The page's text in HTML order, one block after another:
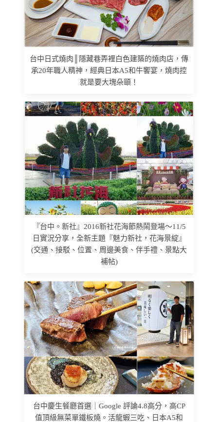
台中日式燒肉║隱藏巷弄裡白色建築的燒肉店，傳
承20年職人精神，經典日本A5和牛饗宴，燒肉控
就是要大塊朵頤！
『台中。新社』2016新社花海節熱鬧登場～11/5
日實況分享，全新主題『魅力新社，花海景綻』
(交通、接駁、位置、周邊美食、伴手禮、景點大
補帖)
台中慶生餐廳首選｜Google 評論4.8高分，高CP
值頂級無菜單鐵板燒。活龍蝦三吃、日本A5和